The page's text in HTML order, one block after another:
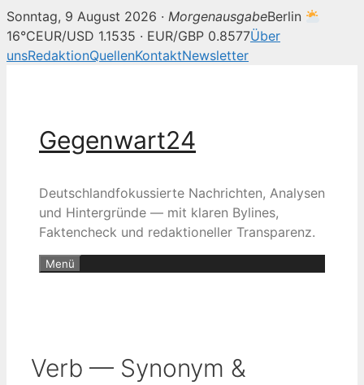
Sonntag, 9 August 2026 · MorgenausgabeBerlin
16°CEUR/USD 1.1535 · EUR/GBP 0.8577Über
unsRedaktionQuellenKontaktNewsletter
Gegenwart24
Deutschlandfokussierte Nachrichten, Analysen
und Hintergründe — mit klaren Bylines,
Faktencheck und redaktioneller Transparenz.
Menü
Verb — Synonym &